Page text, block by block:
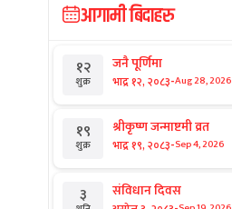
आगामी बिदाहरु
१२
शुक्र
जनै पूर्णिमा
भाद्र १२, २०८३-Aug 28, 2026
१९
शुक्र
श्रीकृष्ण जन्माष्टमी व्रत
भाद्र १९, २०८३-Sep 4, 2026
३ संविधान दिवस